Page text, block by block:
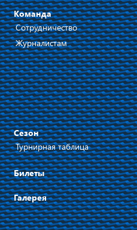
Команда
Сотрудничество
Журналистам
Сезон
Турнирная таблица
Билеты
Галерея